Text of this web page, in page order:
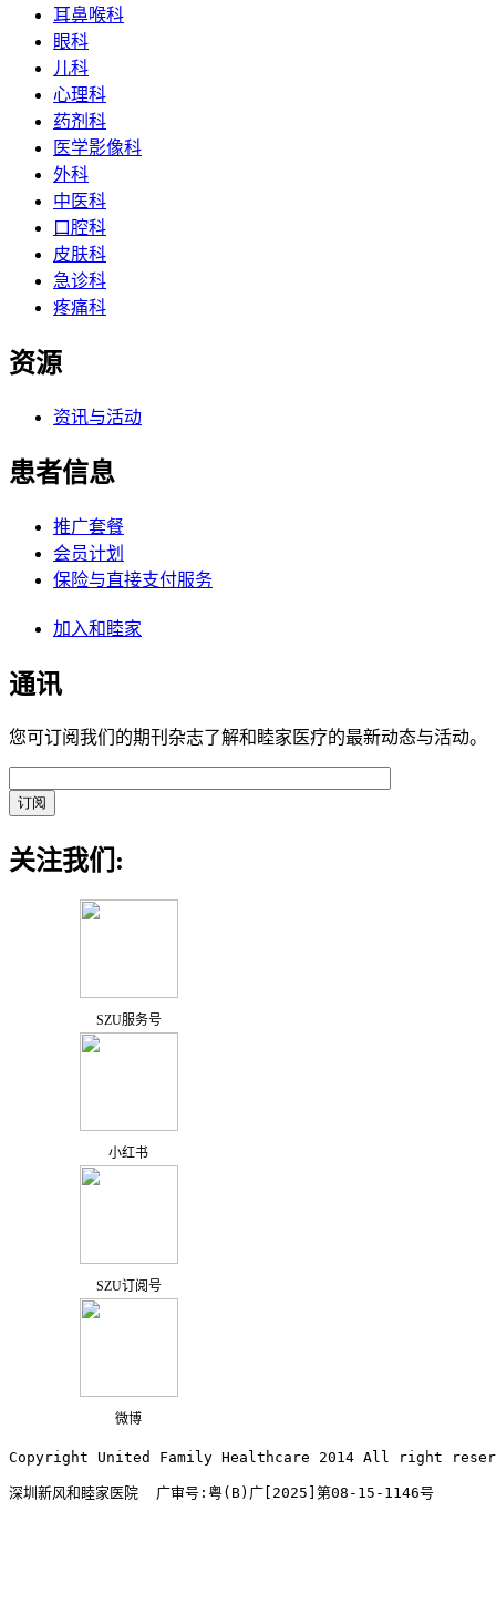
耳鼻喉科
眼科
儿科
心理科
药剂科
医学影像科
外科
中医科
口腔科
皮肤科
急诊科
疼痛科
资源
资讯与活动
患者信息
推广套餐
会员计划
保险与直接支付服务
加入和睦家
通讯
您可订阅我们的期刊杂志了解和睦家医疗的最新动态与活动。
关注我们:
SZU服务号
小红书
SZU订阅号
微博
Copyright United Family Healthcare 2014 All right
深圳新风和睦家医院  广审号:粤(B)广[2025]第08-15-1146号